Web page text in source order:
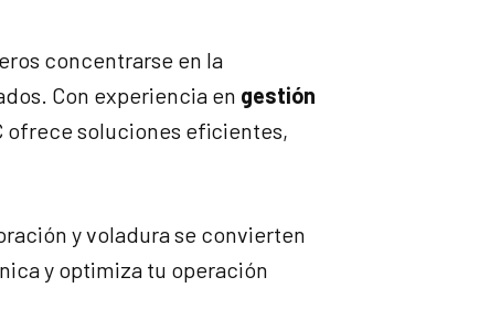
concentrarse en la
Con experiencia en gestión
ofrece soluciones eficientes,
y voladura se convierten
y optimiza tu operación